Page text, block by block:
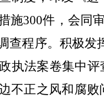
施300件，会同
查程序。积极
执法案卷集中
不正之风和腐